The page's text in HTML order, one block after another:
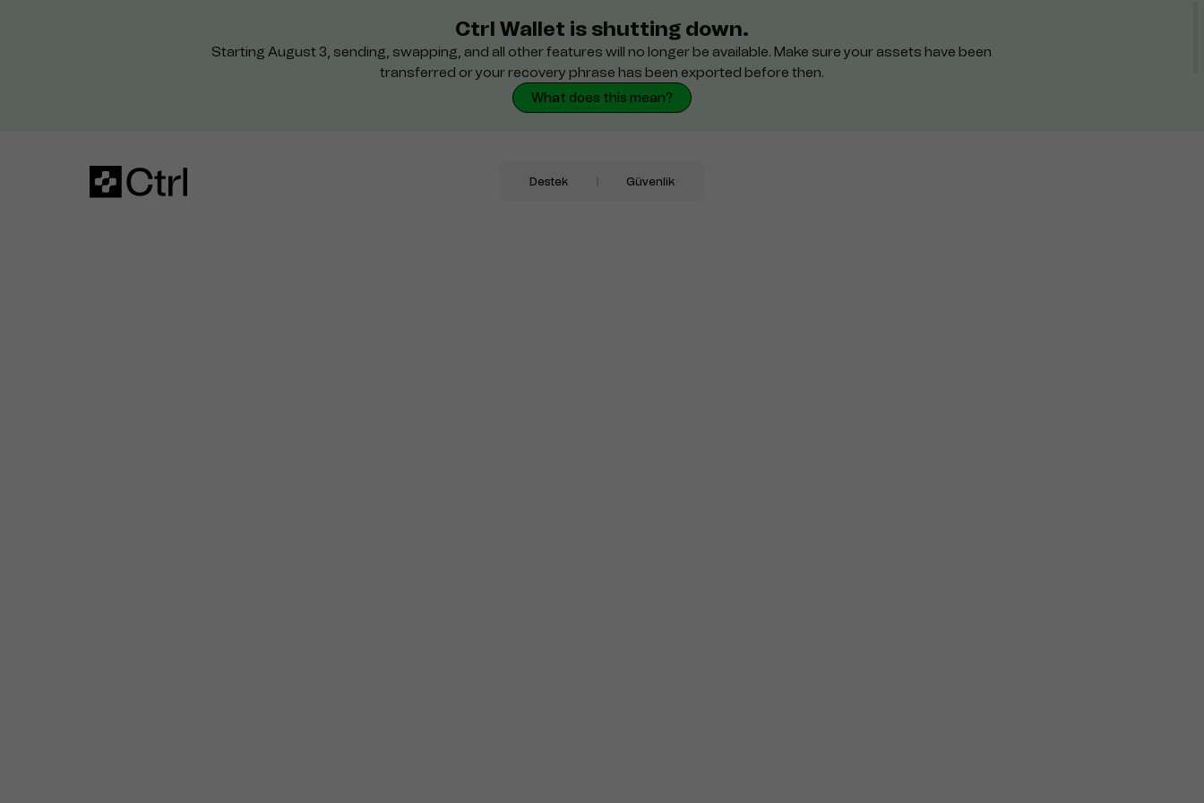
Ctrl Wallet is shutting down.
Starting August 3, sending, swapping, and all other features will no longer be available. Make sure your assets have been
transferred or your recovery phrase has been exported before then.
What does this mean?
Destek Güvenlik